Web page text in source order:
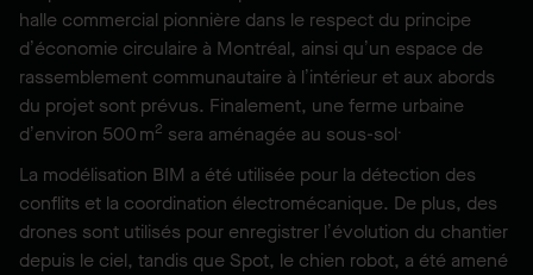
halle commercial pionnière dans le respect du principe
d’économie circulaire à Montréal, ainsi qu’un espace de
rassemblement communautaire à l’intérieur et aux abords
du projet sont prévus. Finalement, une ferme urbaine
d’environ 500 m2 sera aménagée au sous-sol.
La modélisation BIM a été utilisée pour la détection des
conflits et la coordination électromécanique. De plus, des
drones sont utilisés pour enregistrer l’évolution du chantier
depuis le ciel, tandis que Spot, le chien robot, a été amené